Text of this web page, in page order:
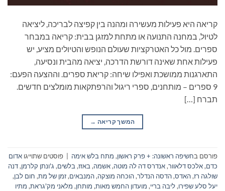
קריאה היא פעילות מעשירה ומהנה בין קפיצה לבריכה, ליציאה
לטיול, במחנה התנועה או מתחת למזגן בבית: קריאה במבחר
ספרים. מול כל האטרקציות שעולם הנופש והטיולים מציע, יש
פעילות אחת שאינה דורשת הדרכה, יציאה מהבית ונסיעה,
התארגנות ממושכת ואפילו שיחה: קריאת ספרים. וההצעה הפעם:
9 ספרים – מותחנים, ספרי ריגול והרפתקאות מומלצים חדשים.
תברח […]
המשך קריאה →
פורסם בחשיפה ראשונה: + פרק ראשון, מתח בלש אימה פוסטים שתוייגו אדום
כדם,אלכס דלאוור,אנדרס דה לה מוטה,אשמה,באזז,בלשים, ג'ונתן קלרמן,דנה
שולגה רז,האדס,הדסה הנדלר,הוכחה מוצקה,המנבאים,זמן של מת, חום לבן,
יעל סלע שפירו,ליבה בריי, מועדון החמש מאות, מותחן, מלאני מק'גראת, מתיו